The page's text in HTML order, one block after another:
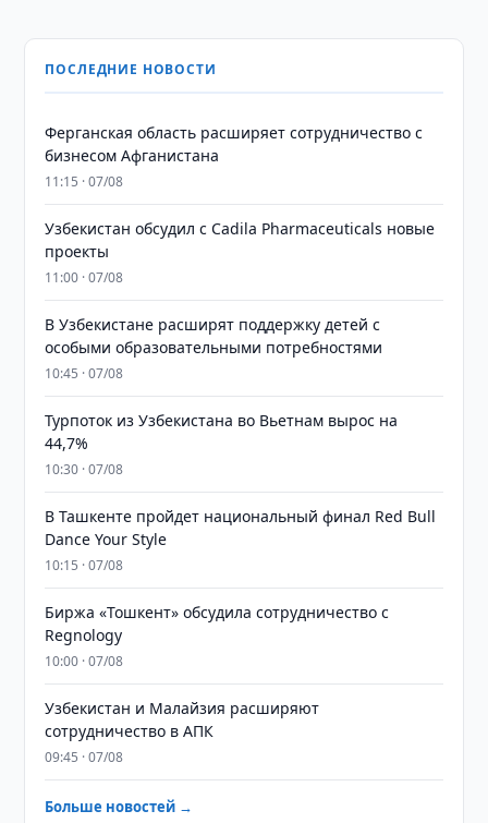
ПОСЛЕДНИЕ НОВОСТИ
Ферганская область расширяет сотрудничество с
бизнесом Афганистана
11:15 · 07/08
Узбекистан обсудил с Cadila Pharmaceuticals новые
проекты
11:00 · 07/08
В Узбекистане расширят поддержку детей с
особыми образовательными потребностями
10:45 · 07/08
Турпоток из Узбекистана во Вьетнам вырос на
44,7%
10:30 · 07/08
В Ташкенте пройдет национальный финал Red Bull
Dance Your Style
10:15 · 07/08
Биржа «Тошкент» обсудила сотрудничество с
Regnology
10:00 · 07/08
Узбекистан и Малайзия расширяют
сотрудничество в АПК
09:45 · 07/08
Больше новостей →